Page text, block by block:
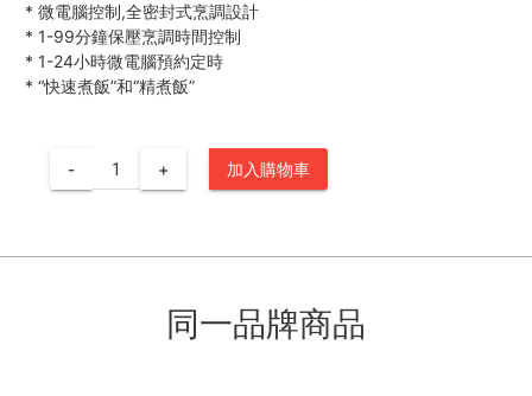
* 微電腦控制,全密封式烹調設計
* 1-99分鐘保壓烹調時間控制
* 1-24小時微電腦預約定時
* “快速煮飯”和“精煮飯”
- + 加入購物車
同一品牌商品